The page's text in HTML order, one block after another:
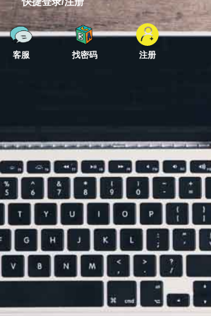
客服 找密码 注册